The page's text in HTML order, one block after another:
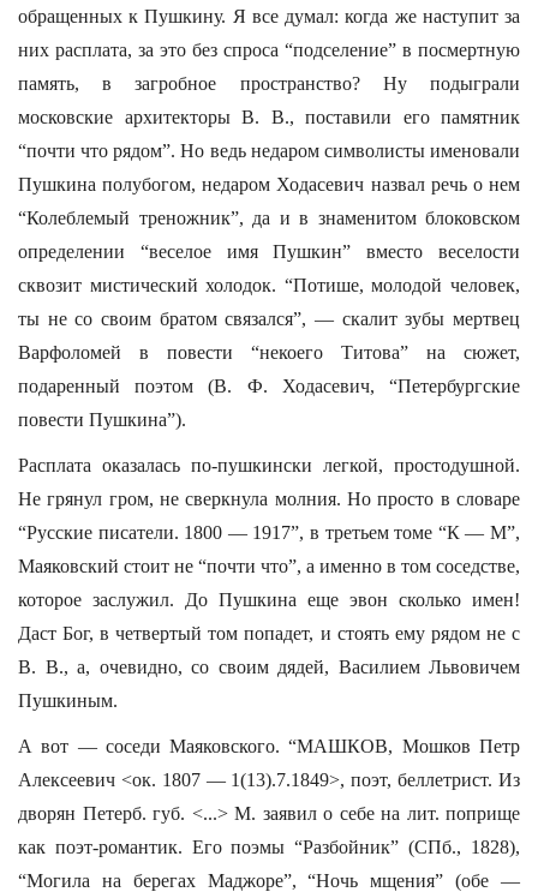
обращенных к Пушкину. Я все думал: когда же наступит за
них расплата, за это без спроса “подселение” в посмертную
память, в загробное пространство? Ну подыграли
московские архитекторы В. В., поставили его памятник
“почти что рядом”. Но ведь недаром символисты именовали
Пушкина полубогом, недаром Ходасевич назвал речь о нем
“Колеблемый треножник”, да и в знаменитом блоковском
определении “веселое имя Пушкин” вместо веселости
сквозит мистический холодок. “Потише, молодой человек,
ты не со своим братом связался”, — скалит зубы мертвец
Варфоломей в повести “некоего Титова” на сюжет,
подаренный поэтом (В. Ф. Ходасевич, “Петербургские
повести Пушкина”).
Расплата оказалась по-пушкински легкой, простодушной.
Не грянул гром, не сверкнула молния. Но просто в словаре
“Русские писатели. 1800 — 1917”, в третьем томе “К — М”,
Маяковский стоит не “почти что”, а именно в том соседстве,
которое заслужил. До Пушкина еще эвон сколько имен!
Даст Бог, в четвертый том попадет, и стоять ему рядом не с
В. В., а, очевидно, со своим дядей, Василием Львовичем
Пушкиным.
А вот — соседи Маяковского. “МАШКОВ, Мошков Петр
Алексеевич <ок. 1807 — 1(13).7.1849>, поэт, беллетрист. Из
дворян Петерб. губ. <...> М. заявил о себе на лит. поприще
как поэт-романтик. Его поэмы “Разбойник” (СПб., 1828),
“Могила на берегах Маджоре”, “Ночь мщения” (обе —